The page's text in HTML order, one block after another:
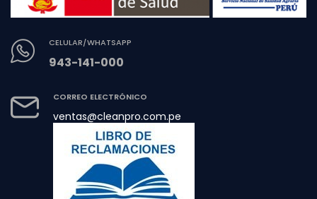
CELULAR/WHATSAPP
943-141-000
CORREO ELECTRÓNICO
ventas@cleanpro.com.pe